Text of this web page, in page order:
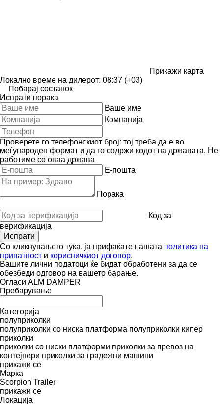
Прикажи карта
Локално време на дилерот: 08:37 (+03)
Побарај состанок
Испрати порака
Ваше име
Компанија
Проверете го телефонскиот број: тој треба да е во
меѓународен формат и да го содржи кодот на државата. Не
работиме со оваа држава
E-пошта
Порака
Код за
верификација
Со кликнувањето тука, ја прифаќате нашата политика на
приватност и корисничкиот договор.
Вашите лични податоци ќе бидат обработени за да се
обезбеди одговор на вашето барање.
Огласи ALM DAMPER
Пребарување
Категорија
полуприколки
полуприколки со ниска платформа полуприколки кипер
приколки
приколки со ниски платформи приколки за превоз на
контејнери приколки за градежни машини
прикажи се
Марка
Scorpion Trailer
прикажи се
Локација